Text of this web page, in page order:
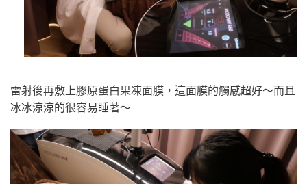
雷射後再敷上膠原蛋白果凍面膜，這面膜的觸感超好～而且
冰冰涼涼的很容易睡著～